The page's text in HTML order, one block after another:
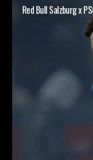
Red Bull Salzburg x